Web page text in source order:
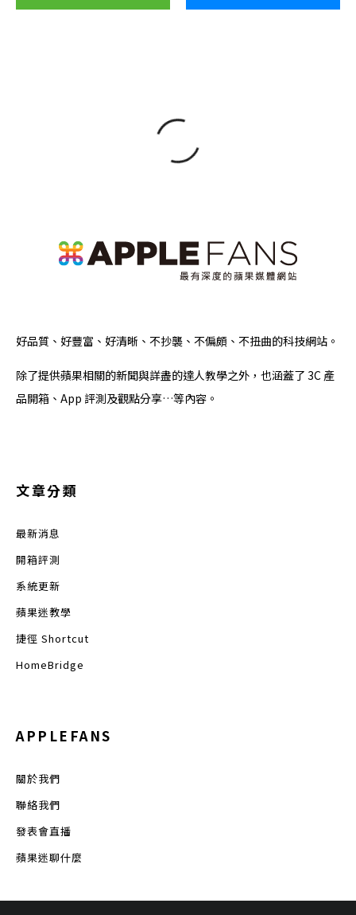
好品質、好豐富、好清晰、不抄襲、不偏頗、不扭曲的科技網站。
除了提供蘋果相關的新聞與詳盡的達人教學之外，也涵蓋了 3C 產
品開箱、App 評測及觀點分享…等內容。
文章分類
最新消息
開箱評測
系統更新
蘋果迷教學
捷徑 Shortcut
HomeBridge
APPLEFANS
關於我們
聯絡我們
發表會直播
蘋果迷聊什麼